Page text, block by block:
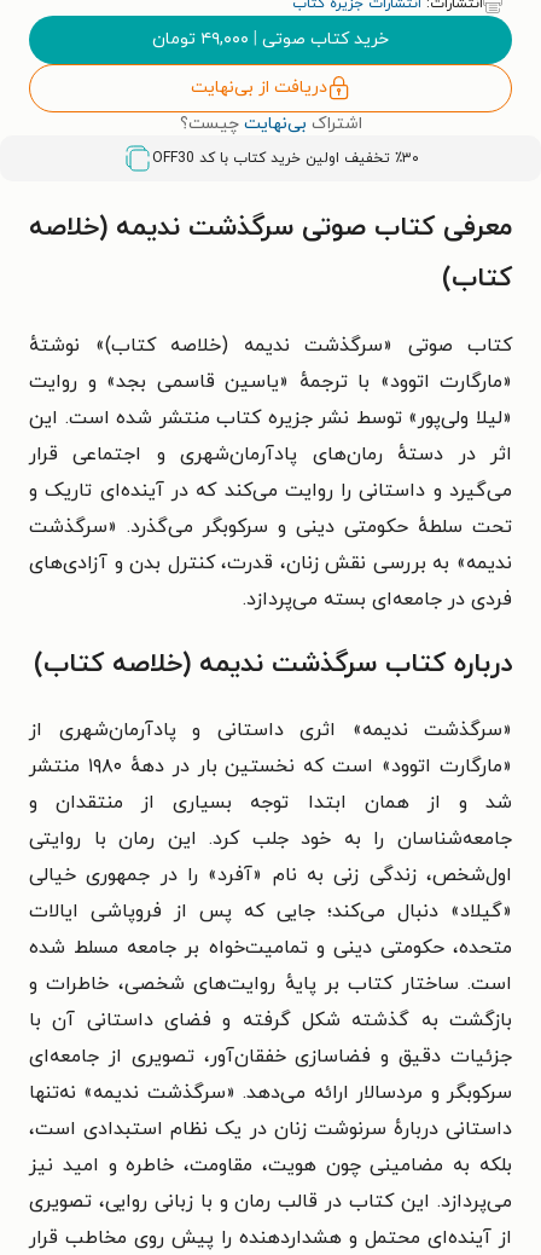
خرید کتاب صوتی | ۴۹,۰۰۰ تومان
دریافت از بی‌نهایت
اشتراک بی‌نهایت چیست؟
٪۳۰ تخفیف اولین خرید کتاب با کد OFF30
معرفی کتاب صوتی سرگذشت ندیمه (خلاصه
کتاب)
کتاب صوتی «سرگذشت ندیمه (خلاصه کتاب)» نوشتهٔ
«مارگارت اتوود» با ترجمهٔ «یاسین قاسمی بجد» و روایت
«لیلا ولی‌پور» توسط نشر جزیره کتاب منتشر شده است. این
اثر در دستهٔ رمان‌های پادآرمان‌شهری و اجتماعی قرار
می‌گیرد و داستانی را روایت می‌کند که در آینده‌ای تاریک و
تحت سلطهٔ حکومتی دینی و سرکوبگر می‌گذرد. «سرگذشت
ندیمه» به بررسی نقش زنان، قدرت، کنترل بدن و آزادی‌های
فردی در جامعه‌ای بسته می‌پردازد.
درباره کتاب سرگذشت ندیمه (خلاصه کتاب)
«سرگذشت ندیمه» اثری داستانی و پادآرمان‌شهری از
«مارگارت اتوود» است که نخستین بار در دههٔ ۱۹۸۰ منتشر
شد و از همان ابتدا توجه بسیاری از منتقدان و
جامعه‌شناسان را به خود جلب کرد. این رمان با روایتی
اول‌شخص، زندگی زنی به نام «آفرد» را در جمهوری خیالی
«گیلاد» دنبال می‌کند؛ جایی که پس از فروپاشی ایالات
متحده، حکومتی دینی و تمامیت‌خواه بر جامعه مسلط شده
است. ساختار کتاب بر پایهٔ روایت‌های شخصی، خاطرات و
بازگشت به گذشته شکل گرفته و فضای داستانی آن با
جزئیات دقیق و فضاسازی خفقان‌آور، تصویری از جامعه‌ای
سرکوبگر و مردسالار ارائه می‌دهد. «سرگذشت ندیمه» نه‌تنها
داستانی دربارهٔ سرنوشت زنان در یک نظام استبدادی است،
بلکه به مضامینی چون هویت، مقاومت، خاطره و امید نیز
می‌پردازد. این کتاب در قالب رمان و با زبانی روایی، تصویری
از آینده‌ای محتمل و هشداردهنده را پیش روی مخاطب قرار